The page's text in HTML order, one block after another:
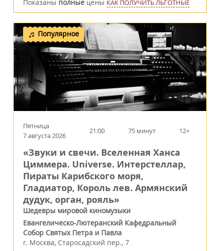
Показаны полные цены КАК ПОЛУЧИТЬ ЛЬГОТНЫЕ
Популярное
Пятница
7 августа 2026
21:00 75 минут 12+
«Звуки и свечи. Вселенная Ханса
Циммера. Universe. Интерстеллар,
Пираты Карибского моря,
Гладиатор, Король лев. Армянский
дудук, орган, рояль»
Шедевры мировой киномузыки
Евангелическо-Лютеранский Кафедральный
Собор Святых Петра и Павла
г. Москва, Старосадский пер., 7